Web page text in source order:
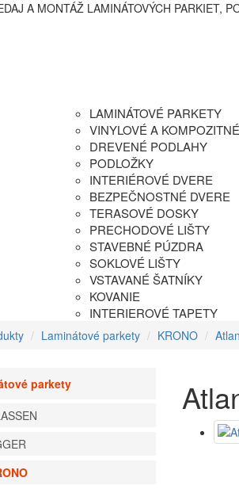
A MONTÁŽ LAMINÁTOVÝCH PARKIET,
LAMINÁTOVÉ PARKETY
VINYLOVÉ A
DREVENÉ PODLAHY
PODLOŽKY
INTERIÉROVÉ DVERE
BEZPEČNOSTNÉ DVERE
TERASOVÉ DOSKY
PRECHODOVÉ LIŠTY
STAVEBNÉ PÚZDRA
SOKLOVÉ LIŠTY
VSTAVANÉ ŠATNÍKY
KOVANIE
INTERIEROVÉ TAPETY
Laminátové parkety KRONO
parkety